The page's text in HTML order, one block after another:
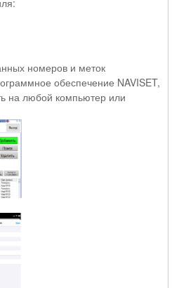
номеров и меток
обеспечение NAVISET,
на любой компьютер или